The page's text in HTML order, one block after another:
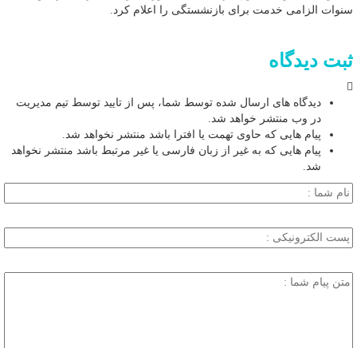
سنوات الزامی خدمت برای بازنشستگی را اعلام کرد.
ثبت دیدگاه
دیدگاه های ارسال شده توسط شما، پس از تایید توسط تیم مدیریت
در وب منتشر خواهد شد.
پیام هایی که حاوی تهمت یا افترا باشد منتشر نخواهد شد.
پیام هایی که به غیر از زبان فارسی یا غیر مرتبط باشد منتشر نخواهد
شد.